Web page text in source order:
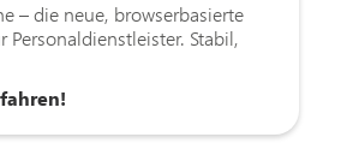
– die neue, browserbasierte
Personaldienstleister. Stabil,